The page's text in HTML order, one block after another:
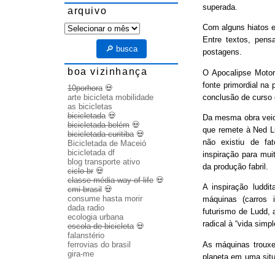
superada.
Com alguns hiatos
Entre textos,
postagens.
O Apocalipse
fonte primordial na
conclusão de curso
Da mesma obra
que remete à Ned
não existiu de
inspiração para
da produção fabril.
A inspiração
máquinas (carros
futurismo de Ludd,
radical à “vida
As máquinas
planeta em uma
arquivo
arquivo
🔎 busca
boa vizinhança
10porhora💀
arte bicicleta mobilidade
as bicicletas
bicicletada💀
bicicletada belém 💀
bicicletada curitiba💀
Bicicletada de Maceió
bicicletada df
blog transporte ativo
ciclo br 💀
classe média way of life 💀
cmi brasil 💀
consume hasta morir
dada radio
ecologia urbana
escola de bicicleta💀
falanstério
ferrovias do brasil
gira-me